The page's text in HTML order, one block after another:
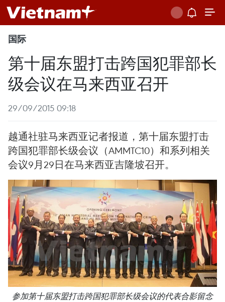
国际
第十届东盟打击跨国犯罪部长
级会议在马来西亚召开
29/09/2015 09:18
越通社驻马来西亚记者报道，第十届东盟打击
跨国犯罪部长级会议（AMMTC10）和系列相关
会议9月29日在马来西亚吉隆坡召开。
参加第十届东盟打击跨国犯罪部长级会议的代表合影留念